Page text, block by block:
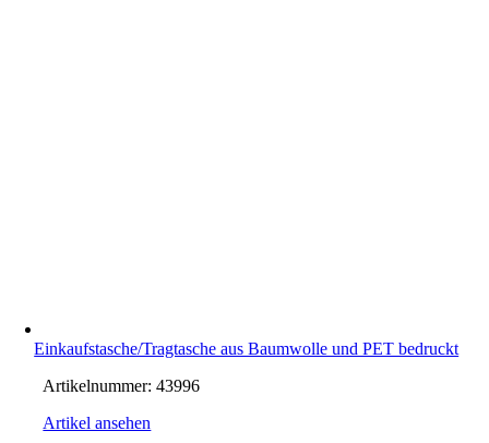
Einkaufstasche/Tragtasche aus Baumwolle und PET bedruckt
Artikelnummer:43996
Artikel ansehen